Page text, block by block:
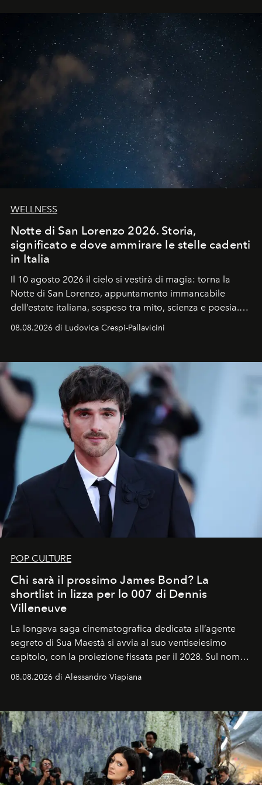
WELLNESS
Notte di San Lorenzo 2026. Storia,
significato e dove ammirare le stelle cadenti
in Italia
Il 10 agosto 2026 il cielo si vestirà di magia: torna la
Notte di San Lorenzo, appuntamento immancabile
dell’estate italiana, sospeso tra mito, scienza e poesia.
celeste per seguire il passaggio delle
all’universo i desideri più segreti
08.08.2026 di Ludovica Crespi-Pallavicini
POP CULTURE
Chi sarà il prossimo James Bond? La
shortlist in lizza per lo 007 di Dennis
Villeneuve
La longeva saga cinematografica dedicata all’agente
segreto di Sua Maestà si avvia al suo ventiseiesimo
capitolo, con la proiezione fissata per il 2028. Sul nome
Craig, però, regna ancora il più assoluto riserbo.
08.08.2026 di Alessandro Viapiana